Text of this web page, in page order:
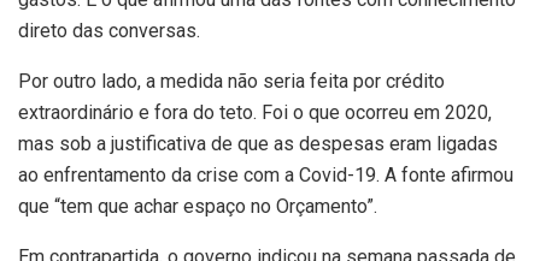
direto das conversas.
Por outro lado, a medida não seria feita por crédito
extraordinário e fora do teto. Foi o que ocorreu em 2020,
mas sob a justificativa de que as despesas eram ligadas
ao enfrentamento da crise com a Covid-19. A fonte afirmou
que “tem que achar espaço no Orçamento”.